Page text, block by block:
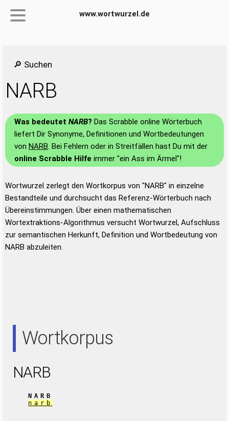
www.wortwurzel.de
🔎 Suchen
NARB
Was bedeutet NARB? Das Scrabble online Wörterbuch
liefert Dir Synonyme, Definitionen und Wortbedeutungen
von NARB. Bei Fehlern oder in Streitfällen hast Du mit der
online Scrabble Hilfe immer "ein Ass im Ärmel"!
Wortwurzel zerlegt den Wortkorpus von "NARB" in einzelne
Bestandteile und durchsucht das Referenz-Wörterbuch nach
Übereinstimmungen. Über einen mathematischen
Wortextraktions-Algorithmus versucht Wortwurzel, Aufschluss
zur semantischen Herkunft, Definition und Wortbedeutung von
NARB abzuleiten.
Wortkorpus
NARB
NARB
narb